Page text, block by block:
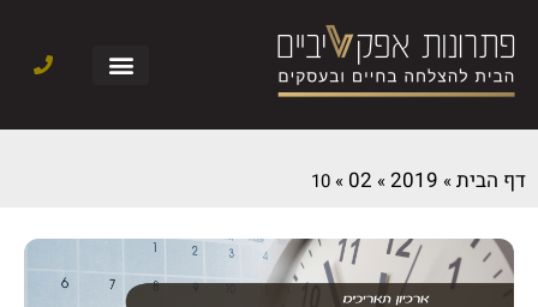
דף הבית»
2019
»
02
»